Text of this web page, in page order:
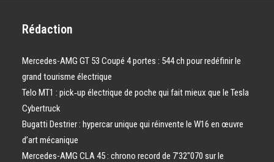
Rédaction
Mercedes-AMG GT 53 Coupé 4 portes : 544 ch pour redéfinir le
grand tourisme électrique
Telo MT1 : pick‑up électrique de poche qui fait mieux que le Tesla
Cybertruck
Bugatti Destrier : hypercar unique qui réinvente le W16 en œuvre
d’art mécanique
Mercedes-AMG CLA 45 : chrono record de 7’32″070 sur le